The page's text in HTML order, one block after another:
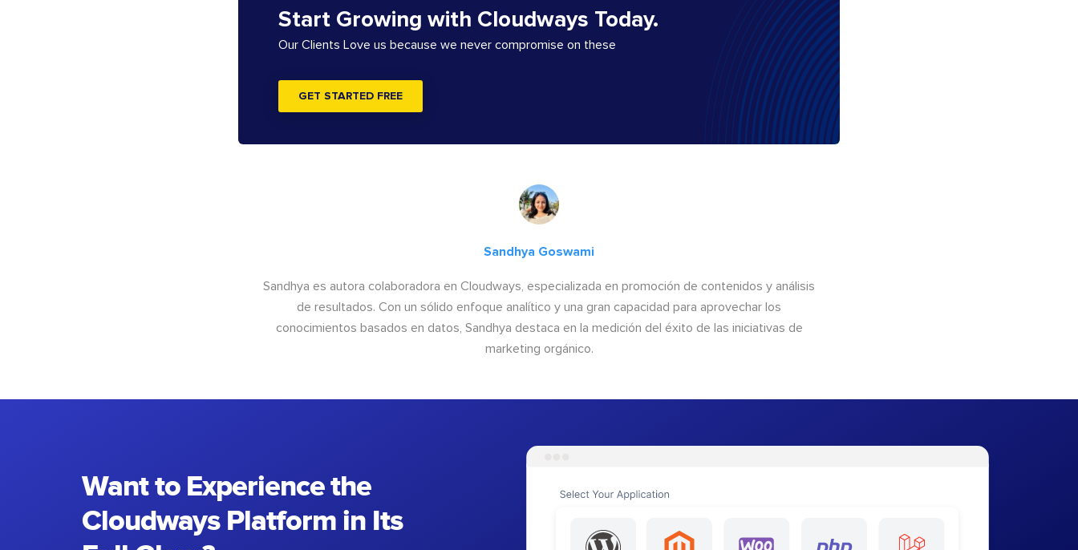
Start Growing with Cloudways Today.
Our Clients Love us because we never compromise on these
GET STARTED FREE
Sandhya Goswami
Sandhya es autora colaboradora en Cloudways, especializada en promoción de contenidos y análisis
de resultados. Con un sólido enfoque analítico y una gran capacidad para aprovechar los
conocimientos basados en datos, Sandhya destaca en la medición del éxito de las iniciativas de
marketing orgánico.
Want to Experience the
Cloudways Platform in Its